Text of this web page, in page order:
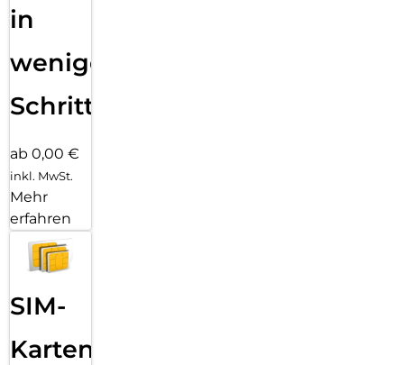
in
wenigen
Schritten
ab 0,00 €
inkl. MwSt.
Mehr
erfahren
SIM-
Karten